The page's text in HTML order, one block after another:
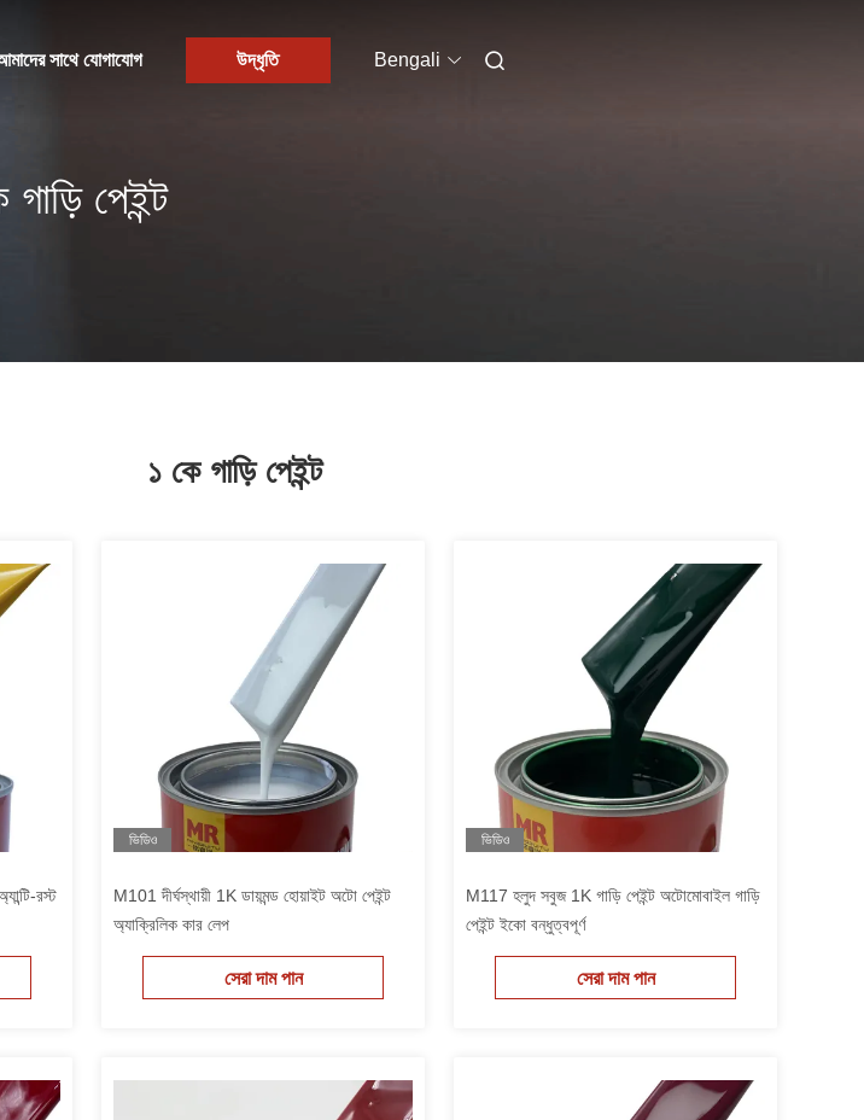
সাথে যোগাযোগ উদ্ধৃতি Bengali
পেইন্ট
১ কে গাড়ি পেইন্ট
রস্ট
ভিডিও
M101 দীর্ঘস্থায়ী 1K ডায়মন্ড হোয়াইট অটো পেইন্ট
অ্যাক্রিলিক কার লেপ
সেরা দাম পান
ভিডিও
M117 হলুদ সবুজ 1K গাড়ি পেইন্ট অটোমোবাইল গাড়ি
পেইন্ট ইকো বন্ধুত্বপূর্ণ
সেরা দাম পান